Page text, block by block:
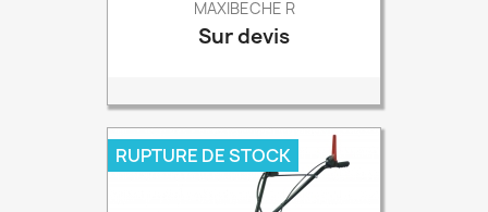
MAXIBECHE R
Prix
Sur devis
RUPTURE DE STOCK